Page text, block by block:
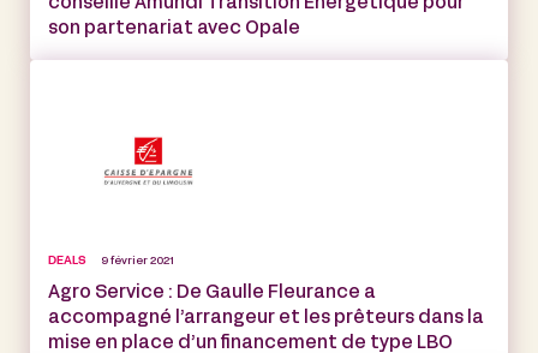
conseillé Amundi Transition Energétique pour
son partenariat avec Opale
DEALS 9 février 2021
Agro Service : De Gaulle Fleurance a
accompagné l’arrangeur et les prêteurs dans la
mise en place d’un financement de type LBO